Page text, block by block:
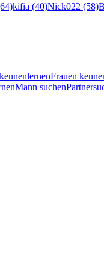
kifia (40)Nick022 (58)
Frauen
Mann suchen